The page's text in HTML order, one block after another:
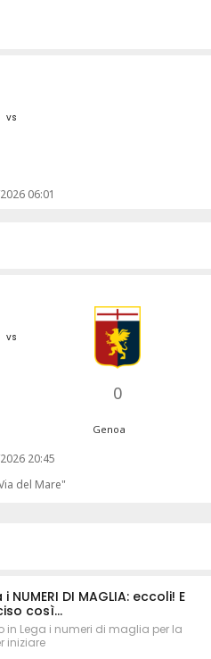
vs
06:01
vs
0
Genoa
20:45
del Mare"
DI MAGLIA: eccoli! E
così...
in Lega i numeri di maglia per la
iniziare